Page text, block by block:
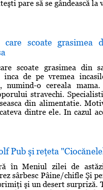
pare să se gândească la
scoate grasimea
scoate grasimea din
de pe vremea
numind-o cereala
stravechi.
din alimentatie.
dintre ele. In cazul
Pub şi reţeta
în Meniul zilei de
sârbesc Pâine/chifle Şi
şi un desert surpriză.